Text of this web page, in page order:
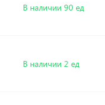
В наличии 90 ед
В наличии 2 ед